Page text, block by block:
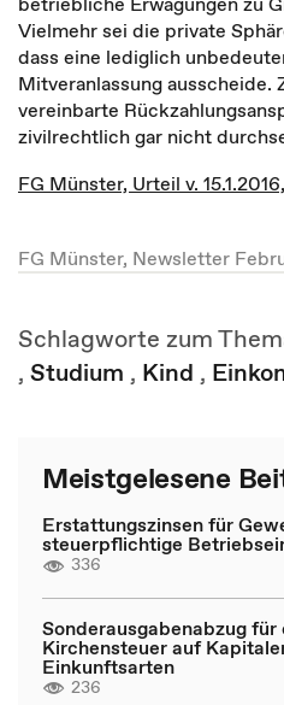
Vielmehr sei die private
dass eine lediglich
Mitveranlassung
vereinbarte
zivilrechtlich gar nicht
FG Münster, Urteil v.
FG Münster, Newsletter
Schlagworte zum
, Studium , Kind ,
Meistgelesene
Erstattungszinsen für
steuerpflichtige
336
Sonderausgabenabzug für
Kirchensteuer auf
Einkunftsarten
236